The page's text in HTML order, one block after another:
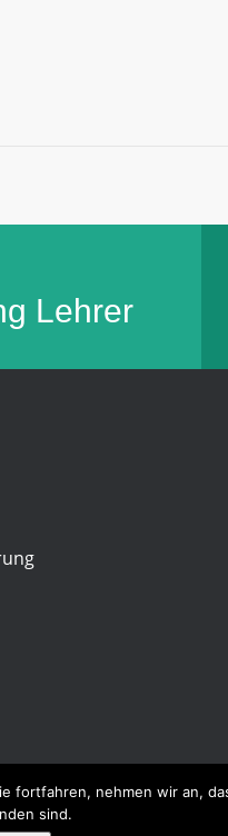
Lehrer
nehmen wir an,
sind.